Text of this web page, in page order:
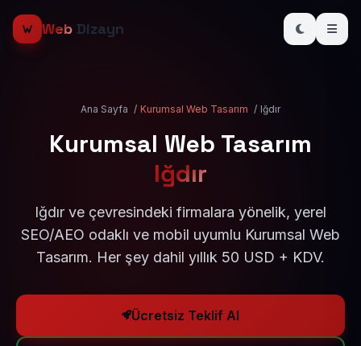
Web Dizayn
Ana Sayfa / Kurumsal Web Tasarım / Iğdır
Kurumsal Web Tasarım
Iğdır
Iğdır ve çevresindeki firmalara yönelik, yerel
SEO/AEO odaklı ve mobil uyumlu Kurumsal Web
Tasarım. Her şey dahil yıllık 50 USD + KDV.
Ücretsiz Teklif Al